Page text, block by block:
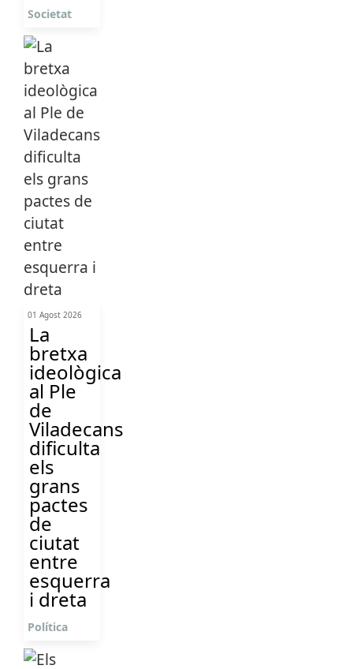
Societat
01 Agost 2026
La
bretxa
ideològica
al Ple
de
Viladecans
dificulta
els
grans
pactes
de
ciutat
entre
esquerra
i dreta
Política